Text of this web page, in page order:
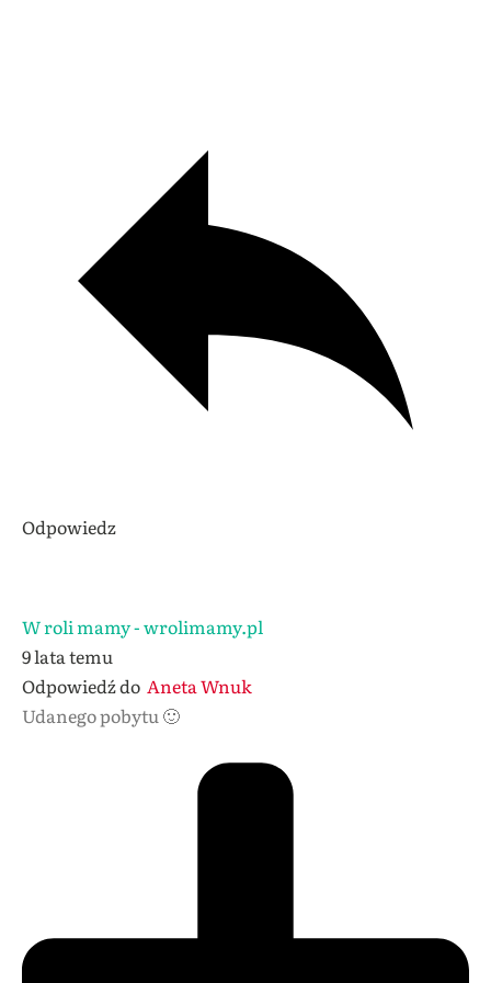
Odpowiedz
W roli mamy - wrolimamy.pl
9 lata temu
Odpowiedź do Aneta Wnuk
Udanego pobytu 🙂